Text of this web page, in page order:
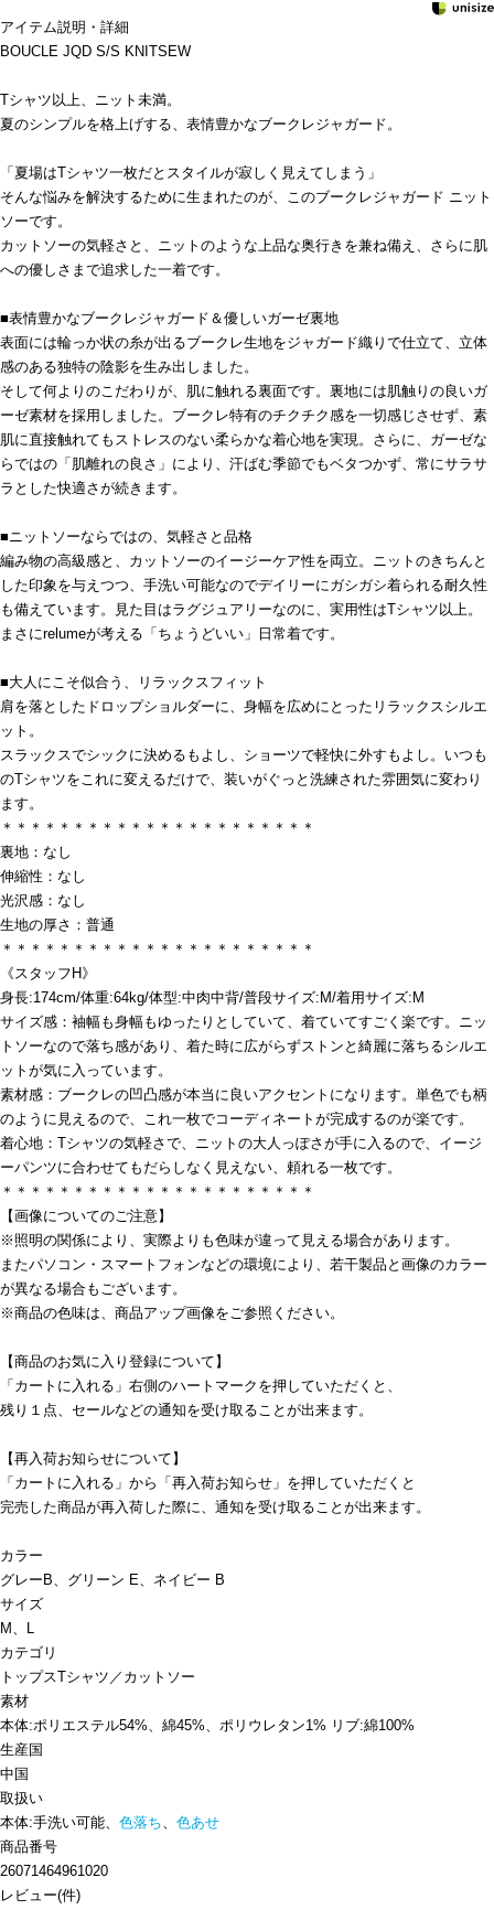
アイテム説明・詳細
BOUCLE JQD S/S KNITSEW
Tシャツ以上、ニット未満。
夏のシンプルを格上げする、表情豊かなブークレジャガード。
「夏場はTシャツ一枚だとスタイルが寂しく見えてしまう」
そんな悩みを解決するために生まれたのが、このブークレジャガード ニット
ソーです。
カットソーの気軽さと、ニットのような上品な奥行きを兼ね備え、さらに肌
への優しさまで追求した一着です。
■表情豊かなブークレジャガード＆優しいガーゼ裏地
表面には輪っか状の糸が出るブークレ生地をジャガード織りで仕立て、立体
感のある独特の陰影を生み出しました。
そして何よりのこだわりが、肌に触れる裏面です。裏地には肌触りの良いガ
ーゼ素材を採用しました。ブークレ特有のチクチク感を一切感じさせず、素
肌に直接触れてもストレスのない柔らかな着心地を実現。さらに、ガーゼな
らではの「肌離れの良さ」により、汗ばむ季節でもベタつかず、常にサラサ
ラとした快適さが続きます。
■ニットソーならではの、気軽さと品格
編み物の高級感と、カットソーのイージーケア性を両立。ニットのきちんと
した印象を与えつつ、手洗い可能なのでデイリーにガシガシ着られる耐久性
も備えています。見た目はラグジュアリーなのに、実用性はTシャツ以上。
まさにrelumeが考える「ちょうどいい」日常着です。
■大人にこそ似合う、リラックスフィット
肩を落としたドロップショルダーに、身幅を広めにとったリラックスシルエ
ット。
スラックスでシックに決めるもよし、ショーツで軽快に外すもよし。いつも
のTシャツをこれに変えるだけで、装いがぐっと洗練された雰囲気に変わり
ます。
＊＊＊＊＊＊＊＊＊＊＊＊＊＊＊＊＊＊＊＊＊＊
裏地：なし
伸縮性：なし
光沢感：なし
生地の厚さ：普通
＊＊＊＊＊＊＊＊＊＊＊＊＊＊＊＊＊＊＊＊＊＊
《スタッフH》
身長:174cm/体重:64kg/体型:中肉中背/普段サイズ:M/着用サイズ:M
サイズ感：袖幅も身幅もゆったりとしていて、着ていてすごく楽です。ニッ
トソーなので落ち感があり、着た時に広がらずストンと綺麗に落ちるシルエ
ットが気に入っています。
素材感：ブークレの凹凸感が本当に良いアクセントになります。単色でも柄
のように見えるので、これ一枚でコーディネートが完成するのが楽です。
着心地：Tシャツの気軽さで、ニットの大人っぽさが手に入るので、イージ
ーパンツに合わせてもだらしなく見えない、頼れる一枚です。
＊＊＊＊＊＊＊＊＊＊＊＊＊＊＊＊＊＊＊＊＊＊
【画像についてのご注意】
※照明の関係により、実際よりも色味が違って見える場合があります。
またパソコン・スマートフォンなどの環境により、若干製品と画像のカラー
が異なる場合もございます。
※商品の色味は、商品アップ画像をご参照ください。
【商品のお気に入り登録について】
「カートに入れる」右側のハートマークを押していただくと、
残り１点、セールなどの通知を受け取ることが出来ます。
【再入荷お知らせについて】
「カートに入れる」から「再入荷お知らせ」を押していただくと
完売した商品が再入荷した際に、通知を受け取ることが出来ます。
カラー
グレーB、グリーン E、ネイビー B
サイズ
M、L
カテゴリ
トップスTシャツ／カットソー
素材
本体:ポリエステル54%、綿45%、ポリウレタン1% リブ:綿100%
生産国
中国
取扱い
本体:手洗い可能、 色落ち、 色あせ
商品番号
26071464961020
レビュー(件)